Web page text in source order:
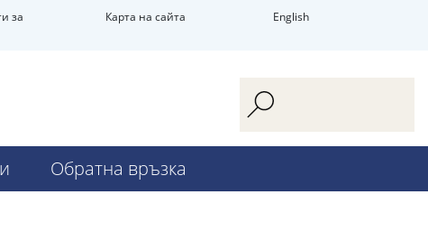
за
Карта на сайта English
Обратна връзка